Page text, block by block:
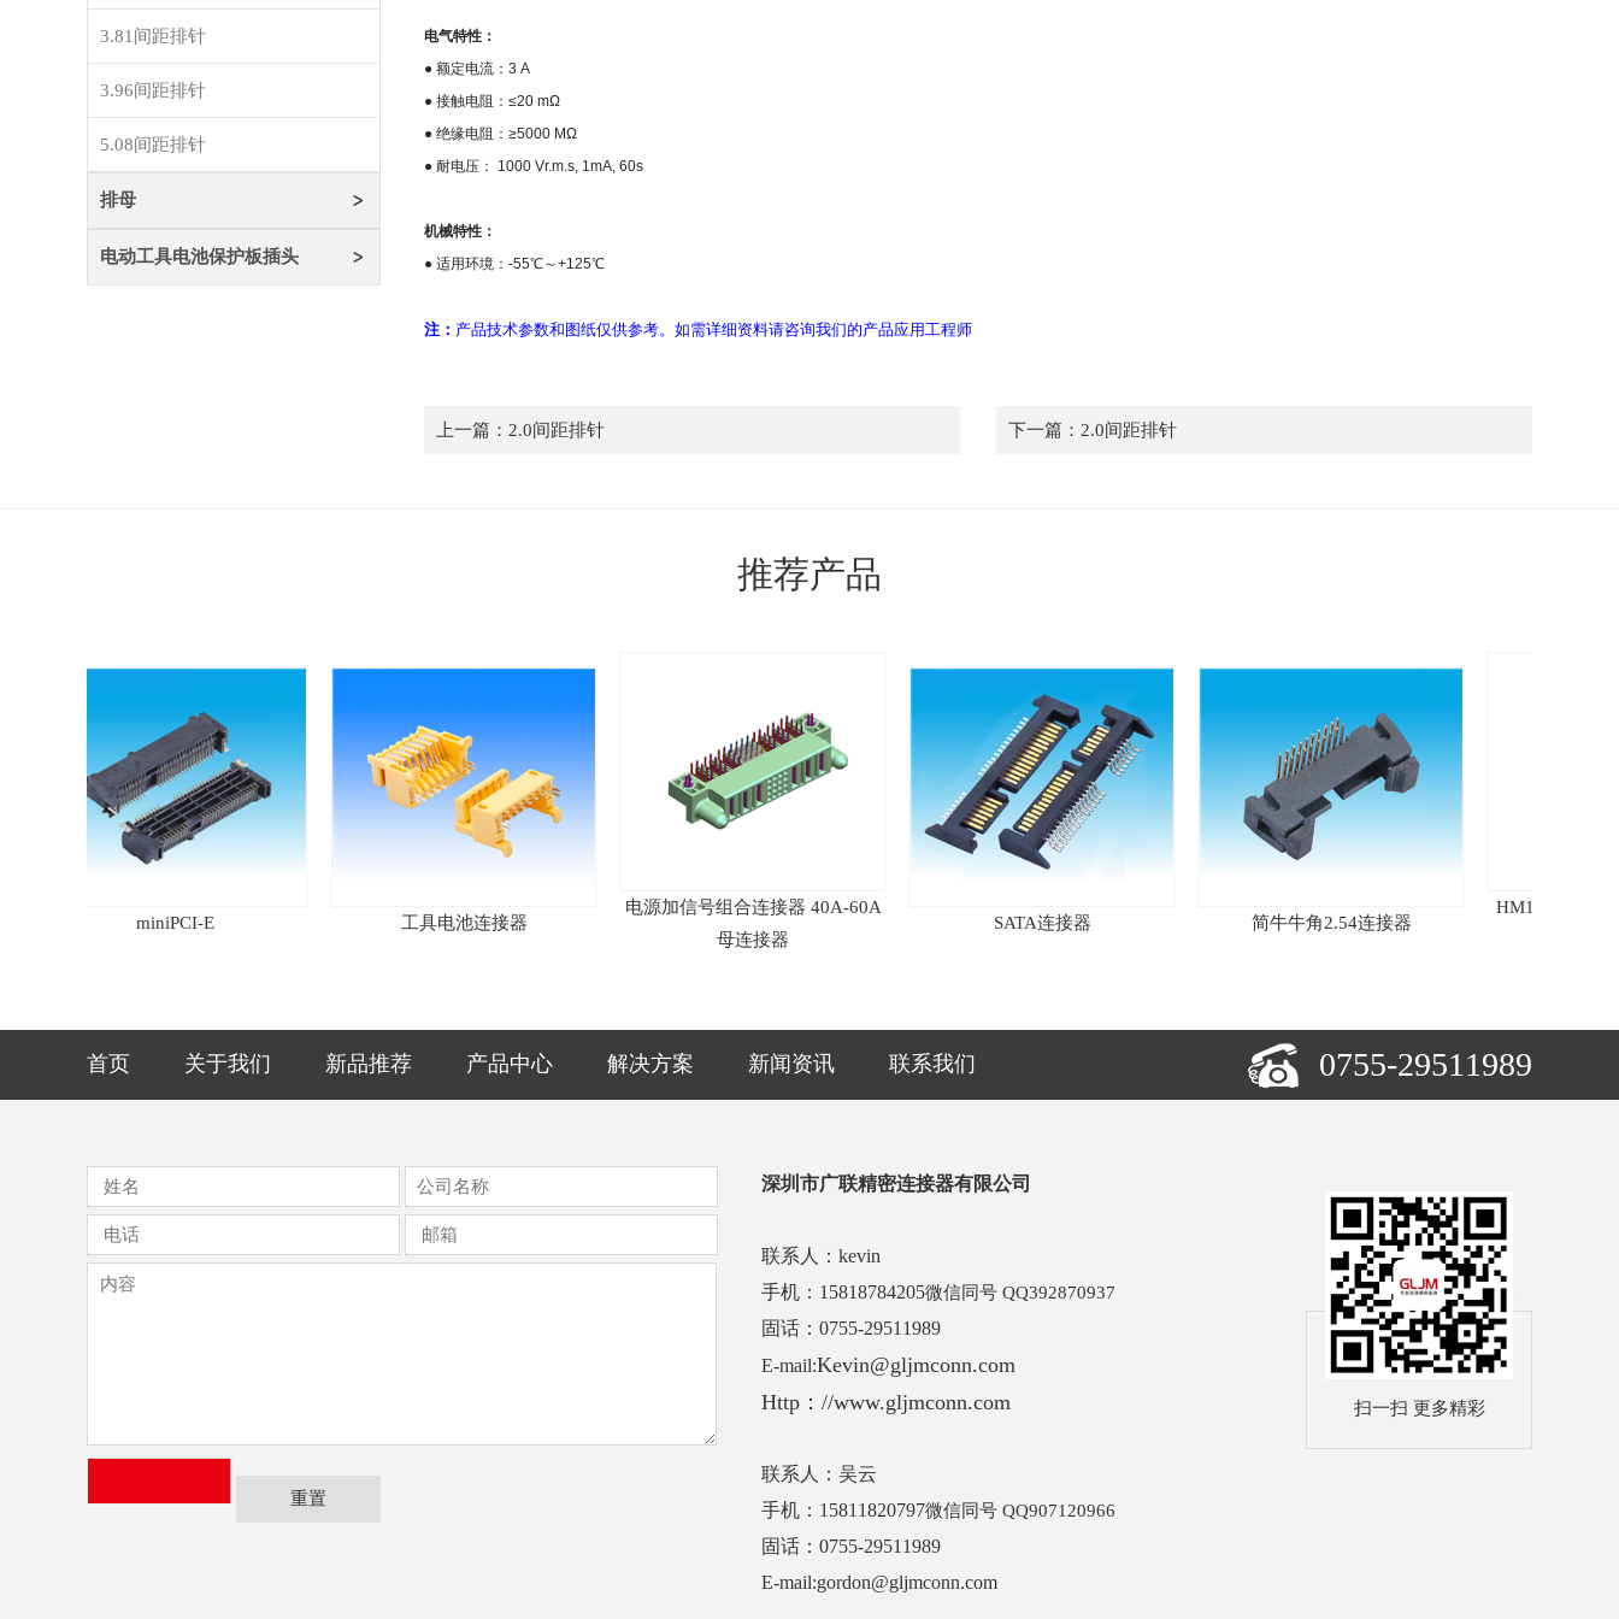
3.81间距排针
3.96间距排针
5.08间距排针
排母
电动工具电池保护板插头
电气特性：
● 额定电流： 3 A
● 接触电阻： ≤20 mΩ
● 绝缘电阻： ≥5000 MΩ
● 耐电压： 1000 Vr.m.s, 1mA, 60s
机械特性：
● 适用环境： -55℃～+125℃
注： 产品技术参数和图纸仅供参考。如需详细资料请咨询我们的产品应用工程师
上一篇： 2.0间距排针 下一篇： 2.0间距排针
推荐产品
miniPCI-E 工具电池连接器
电源加信号组合连接器 40A-60A
母连接器
SATA连接器 简牛牛角2.54连接器
HM1 电源PIN连接
首页 关于我们 新品推荐 产品中心 解决方案 新闻资讯 联系我们 0755-29511989
深圳市广联精密连接器有限公司
联系人：kevin
手机：15818784205微信同号 QQ392870937
固话：0755-29511989
E-mail:Kevin@gljmconn.com
Http：//www.gljmconn.com
联系人：吴云
手机：15811820797微信同号 QQ907120966
固话：0755-29511989
E-mail:gordon@gljmconn.com
扫一扫 更多精彩